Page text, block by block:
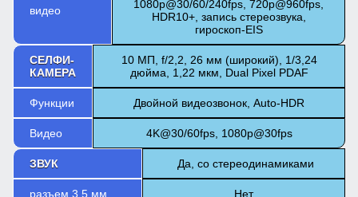
видео
1080p@30/60/240fps, 720p@960fps,
HDR10+, запись стереозвука,
гироскоп-EIS
СЕЛФИ-
КАМЕРА
10 МП, f/2,2, 26 мм (широкий), 1/3,24
дюйма, 1,22 мкм, Dual Pixel PDAF
Функции Двойной видеозвонок, Auto-HDR
Видео 4K@30/60fps, 1080p@30fps
ЗВУК Да, со стереодинамиками
разъем 3,5 мм Нет